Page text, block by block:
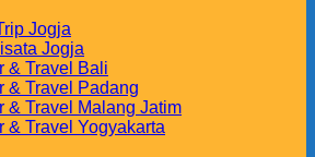
Jogja
Jogja
& Travel Bali
& Travel Padang
& Travel Malang Jatim
& Travel Yogyakarta